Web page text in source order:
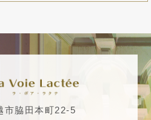
市脇田本町22-5